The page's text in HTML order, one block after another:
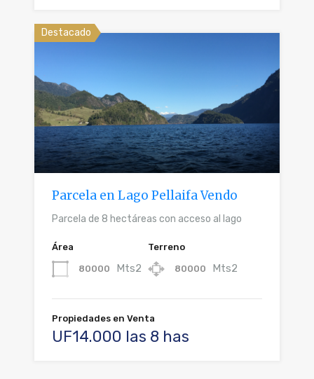
Destacado
Parcela en Lago Pellaifa Vendo
Parcela de 8 hectáreas con acceso al lago
Área
80000 Mts2
Terreno
80000 Mts2
Propiedades en Venta
UF14.000 las 8 has